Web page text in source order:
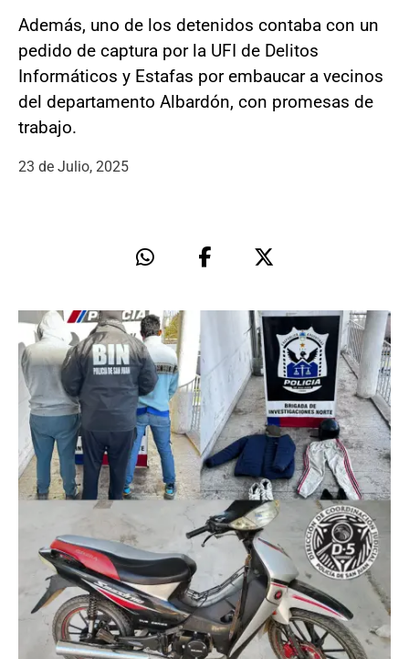
Además, uno de los detenidos contaba con un
pedido de captura por la UFI de Delitos
Informáticos y Estafas por embaucar a vecinos
del departamento Albardón, con promesas de
trabajo.
23 de Julio, 2025